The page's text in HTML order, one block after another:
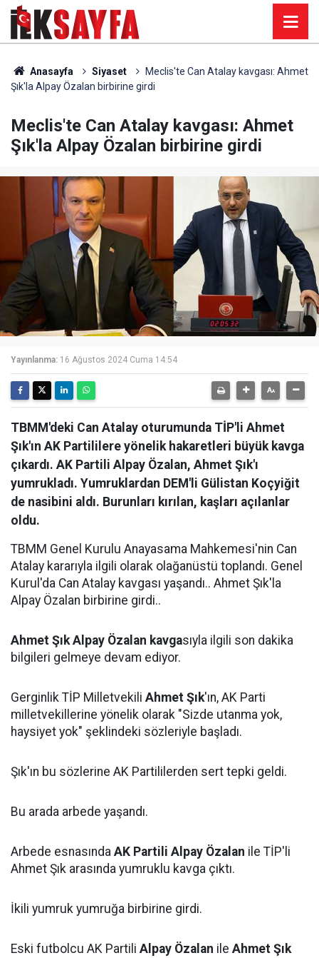
Anasayfa Siyaset
Meclis'te Can Atalay kavgası: Ahmet
Şık'la Alpay Özalan birbirine girdi
Meclis'te Can Atalay kavgası: Ahmet
Şık'la Alpay Özalan birbirine girdi
Yayınlanma: 16 Ağustos 2024 Cuma 14:54
TBMM'deki Can Atalay oturumunda TİP'li Ahmet
Şık'ın AK Partililere yönelik hakaretleri büyük kavga
çıkardı. AK Partili Alpay Özalan, Ahmet Şık'ı
yumrukladı. Yumruklardan DEM'li Gülistan Koçyiğit
de nasibini aldı. Burunları kırılan, kaşları açılanlar
oldu.
TBMM Genel Kurulu Anayasama Mahkemesi'nin Can
Atalay kararıyla ilgili olarak olağanüstü toplandı. Genel
Kurul'da Can Atalay kavgası yaşandı.. Ahmet Şık'la
Alpay Özalan birbirine girdi..
Ahmet Şık Alpay Özalan kavgasıyla ilgili son dakika
bilgileri gelmeye devam ediyor.
Gerginlik TİP Milletvekili Ahmet Şık'ın, AK Parti
milletvekillerine yönelik olarak "Sizde utanma yok,
haysiyet yok" şeklindeki sözleriyle başladı.
Şık'ın bu sözlerine AK Partililerden sert tepki geldi.
Bu arada arbede yaşandı.
Arbede esnasında AK Partili Alpay Özalan ile TİP'li
Ahmet Şık arasında yumruklu kavga çıktı.
İkili yumruk yumruğa birbirine girdi.
Eski futbolcu AK Partili Alpay Özalan ile Ahmet Şık